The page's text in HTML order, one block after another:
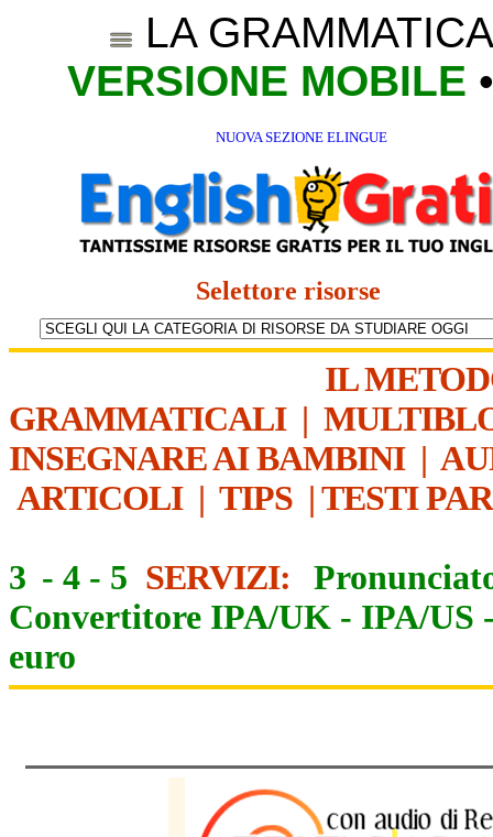
LA
VERSIONE MOBILE
NUOVA SEZIONE ELINGUE
Selettore risorse
IL
GRAMMATICALI|
INSEGNARE AI BAMBINI|
ARTICOLI| TIPS | TESTI
3 - 4 - 5 SERVIZI:
Convertitore IPA/UK - IPA/US
euro